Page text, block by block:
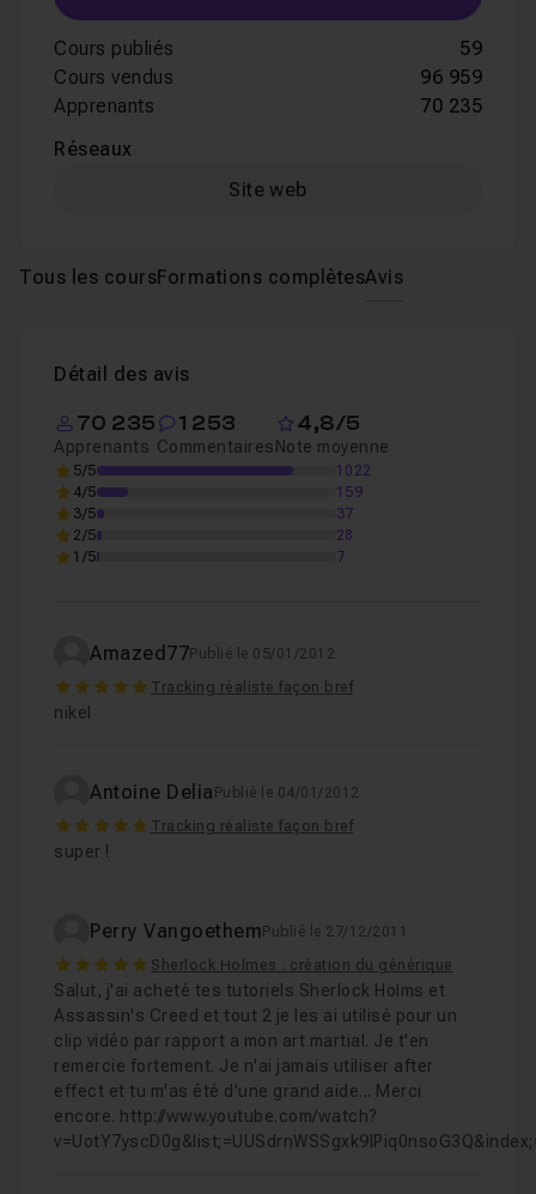
Cours publiés
59
Cours vendus
96 959
Apprenants
70 235
Réseaux
Site web
Tous les coursFormations complètesAvis
Détail des avis
70 235
Apprenants
1 253
Commentaires
4,8/5
Note moyenne
5/5
1022
4/5
159
3/5
37
2/5
28
1/5
7
Amazed77Publié le 05/01/2012
5 Tracking réaliste façon bref
nikel
Antoine Delia Publié le 04/01/2012
5 Tracking réaliste façon bref
super !
Perry Vangoethem Publié le 27/12/2011
5 Sherlock Holmes : création du générique
Salut, j'ai acheté tes tutoriels Sherlock Holms et
Assassin's Creed et tout 2 je les ai utilisé pour un
clip vidéo par rapport a mon art martial. Je t'en
remercie fortement. Je n'ai jamais utiliser after
effect et tu m'as été d'une grand aide... Merci
encore. http://www.youtube.com/watch?